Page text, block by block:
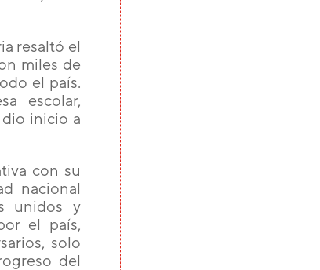
resaltó el
miles de
el país.
escolar,
inicio a
con su
nacional
unidos y
el país,
solo
del